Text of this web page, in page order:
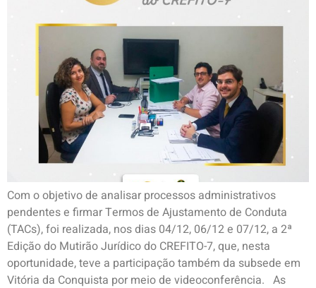
Com o objetivo de analisar processos administrativos
pendentes e firmar Termos de Ajustamento de Conduta
(TACs), foi realizada, nos dias 04/12, 06/12 e 07/12, a 2ª
Edição do Mutirão Jurídico do CREFITO-7, que, nesta
oportunidade, teve a participação também da subsede em
Vitória da Conquista por meio de videoconferência. As